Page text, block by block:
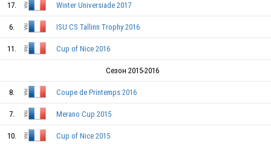
FRA
FRA
FRA
17. Winter Universiade 2017
6. ISU CS Tallinn Trophy 2016
11. Cup of Nice 2016
Сезон 2015-2016
8. Coupe de Printemps 2016
7. Merano Cup 2015
10. Cup of Nice 2015